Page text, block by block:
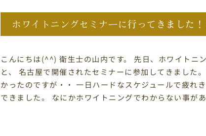
ホワイトニングセミナーに行ってきました！
こんにちは(^^) 衛生士の山内です。 先日、ホワイトニ
と、 名古屋で開催されたセミナーに参加してきました
かったのですが・・ 一日ハードなスケジュールで疲れ
できました。 なにかホワイトニングでわからない事が